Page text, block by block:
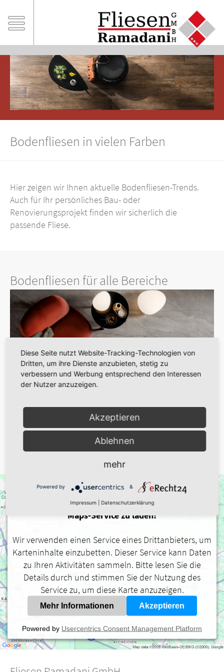
Bodenfliesen in vielen Farben
Hier zeigen wir Ihnen aktuelle Bodenfliesen-Trends.
Auch für Ihr persönliches Bau- oder
Renovierungsprojekt finden wir sicherlich die
passende Fliese.
Bodenfliesen für alle Bereiche
Ansprechende Bodengestaltung
Previous
Lassen Sie sich inspirieren!
Wir benötigen Ihre Zustimmung, um den Google
Maps-Service zu laden!
Wir verwenden einen Service eines Drittanbieters, um
Karteninhalte einzubetten. Dieser Service kann Daten
zu Ihren Aktivitäten sammeln. Bitte lesen Sie die
Details durch und stimmen Sie der Nutzung des
Service zu, um diese Karte anzuzeigen.
Mehr Informationen Akzeptieren
Powered by Usercentrics Consent Management Platform
Diese Seite nutzt Website-Tracking-Technologien von
Dritten, um ihre Dienste anzubieten, stetig zu
verbessern und Werbung entsprechend den Interessen
der Nutzer anzuzeigen.
Akzeptieren
Ablehnen
mehr
Powered by &
Impressum Datenschutzerklärung